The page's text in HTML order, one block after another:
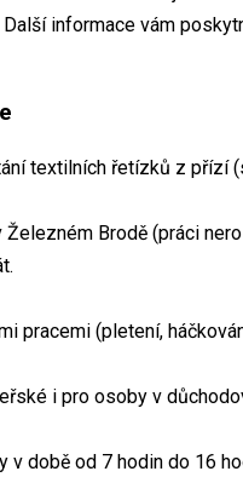
informace vám
textilních řetízků z přízí
Brodě (práci
pracemi (pletení,
i pro osoby v
v době od 7 hodin do 16